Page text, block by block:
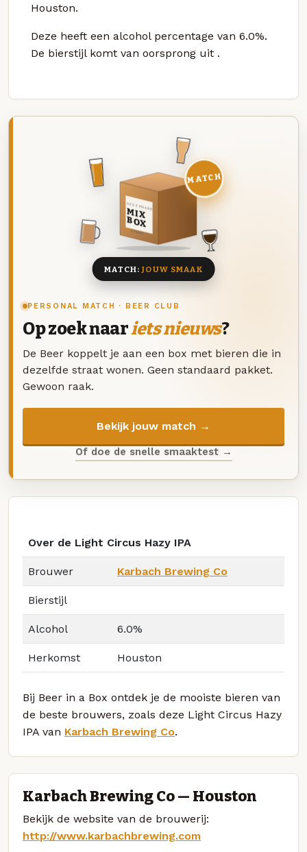
Houston.
Deze heeft een alcohol percentage van 6.0%.
De bierstijl komt van oorsprong uit .
PERSONAL MATCH · BEER CLUB
Op zoek naariets nieuws?
De Beer koppelt je aan een box met bieren die in
dezelfde straat wonen. Geen standaard pakket.
Gewoon raak.
Bekijk jouw match →
Of doe de snelle smaaktest →
DEZE MAAND
MIX
BOX
8 BIEREN
MATCH
MATCH:JOUW SMAAK
Over de Light Circus Hazy IPA
Brouwer Karbach Brewing Co
Bierstijl
Alcohol 6.0%
Herkomst Houston
Bij Beer in a Box ontdek je de mooiste bieren van
de beste brouwers, zoals deze Light Circus Hazy
IPA van Karbach Brewing Co.
Karbach Brewing Co — Houston
Bekijk de website van de brouwerij:
http://www.karbachbrewing.com